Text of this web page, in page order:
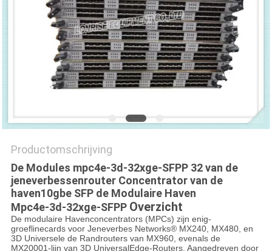
Productomschrijving
De Modules mpc4e-3d-32xge-SFPP 32 van de
jeneverbessenrouter Concentrator van de
haven10gbe SFP de Modulaire Haven
Mpc4e-3d-32xge-SFPP Overzicht
De modulaire Havenconcentrators (MPCs) zijn enig-
groeflinecards voor Jeneverbes Networks® MX240, MX480, en
3D Universele de Randrouters van MX960, evenals de
MX20001-lijn van 3D UniversalEdge-Routers. Aangedreven door